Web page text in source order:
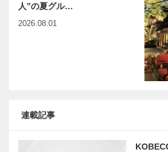
人”の夏グル…
2026.08.01
連載記事